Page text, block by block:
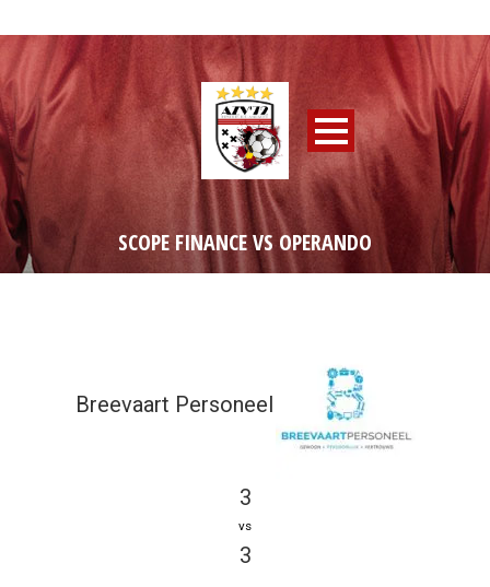
SCOPE FINANCE VS OPERANDO
Breevaart Personeel
3
vs
3